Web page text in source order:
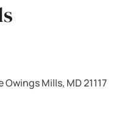
Mills, MD 21117